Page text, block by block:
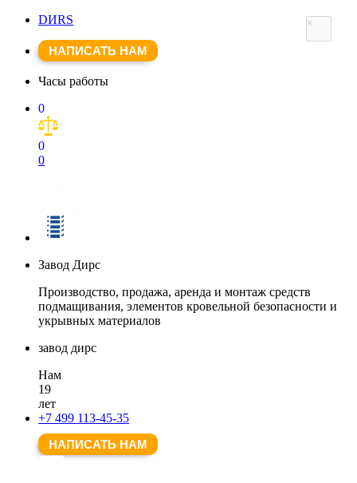
DИRS
НАПИСАТЬ НАМ
Часы работы
0
0
0
Завод Дирс
Производство, продажа, аренда и монтаж средств
подмащивания, элементов кровельной безопасности и
укрывных материалов
завод дирс
Нам
19
лет
+7 499 113-45-35
НАПИСАТЬ НАМ
×